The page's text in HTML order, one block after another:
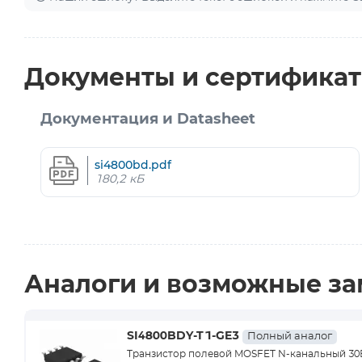
Документы и
Документация и Datasheet
si4800bd.pdf
180,2 кБ
Аналоги и возможные
SI4800BDY-T1-GE3 Полный аналог
Транзистор полевой MOSFET N-канальный